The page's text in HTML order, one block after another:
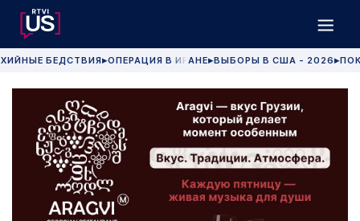
БЕДСТВИЯ▶ОПЕРАЦИЯ В ИРАНЕ▶ВЫБОРЫ В США - 2026 ▶